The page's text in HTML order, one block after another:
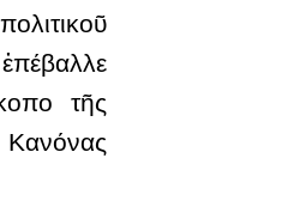
τῆς
Κανόνας